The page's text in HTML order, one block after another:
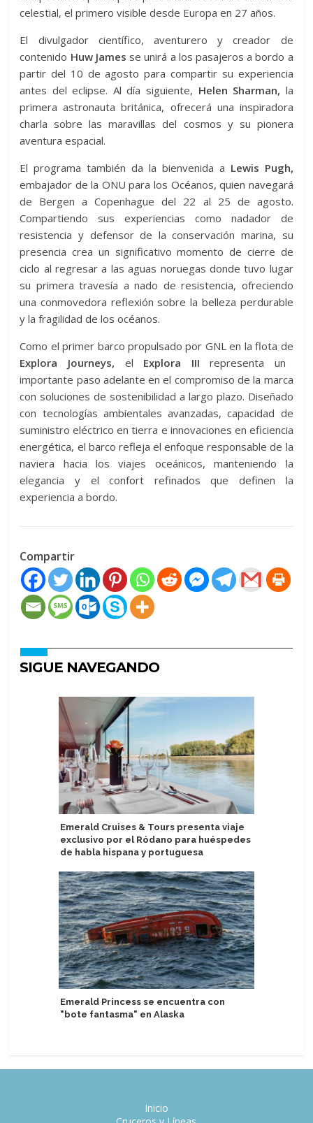
celestial, el primero visible desde Europa en 27 años.
El divulgador científico, aventurero y creador de
contenido Huw James se unirá a los pasajeros a bordo a
partir del 10 de agosto para compartir su experiencia
antes del eclipse. Al día siguiente, Helen Sharman, la
primera astronauta británica, ofrecerá una inspiradora
charla sobre las maravillas del cosmos y su pionera
aventura espacial.
El programa también da la bienvenida a Lewis Pugh,
embajador de la ONU para los Océanos, quien navegará
de Bergen a Copenhague del 22 al 25 de agosto.
Compartiendo sus experiencias como nadador de
resistencia y defensor de la conservación marina, su
presencia crea un significativo momento de cierre de
ciclo al regresar a las aguas noruegas donde tuvo lugar
su primera travesía a nado de resistencia, ofreciendo
una conmovedora reflexión sobre la belleza perdurable
y la fragilidad de los océanos.
Como el primer barco propulsado por GNL en la flota de
Explora Journeys, el Explora III representa un
importante paso adelante en el compromiso de la marca
con soluciones de sostenibilidad a largo plazo. Diseñado
con tecnologías ambientales avanzadas, capacidad de
suministro eléctrico en tierra e innovaciones en eficiencia
energética, el barco refleja el enfoque responsable de la
naviera hacia los viajes oceánicos, manteniendo la
elegancia y el confort refinados que definen la
experiencia a bordo.
Compartir
SIGUE NAVEGANDO
Emerald Cruises & Tours presenta viaje
exclusivo por el Ródano para huéspedes
de habla hispana y portuguesa
Emerald Princess se encuentra con
"bote fantasma" en Alaska
Inicio